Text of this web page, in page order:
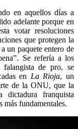
en aquellos días a
adelante porque en
votar resoluciones
que protegen la
un paquete entero de
Se refería a los
de pro, se
en La Rioja, un
de la ONU, que la
dictadura franquista
más fundamentales.